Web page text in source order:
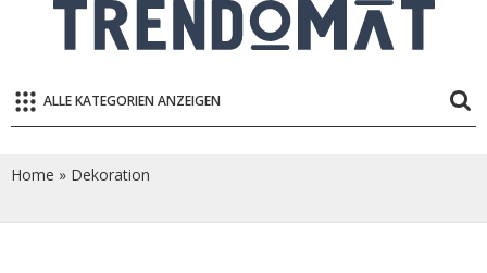
ALLE KATEGORIEN ANZEIGEN
Home » Dekoration